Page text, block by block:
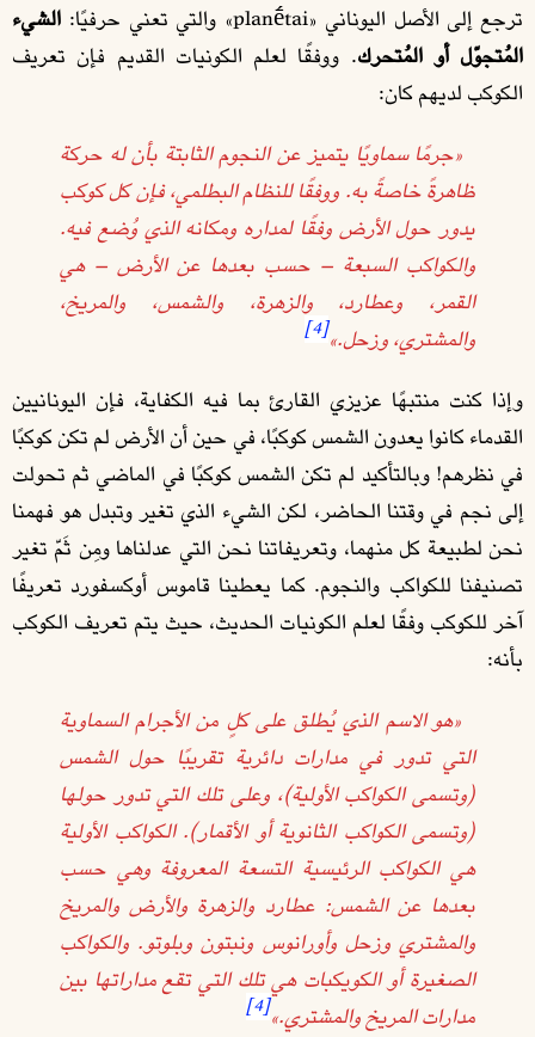
ترجع إلى الأصل اليوناني «planḗtai» والتي تعني حرفيًا:
الشيء
المُتجوّل أو المُتحرك. ووفقًا لعلم الكونيات القديم فإن تعريف
الكوكب لديهم كان:
«جرمًا سماويًا يتميز عن النجوم الثابتة بأن له حركة
ظاهرةً خاصةً به. ووفقًا للنظام البطلمي، فإن كل كوكب
يدور حول الأرض وفقًا لمداره ومكانه الذي وُضع فيه.
والكواكب السبعة – حسب بعدها عن الأرض – هي
القمر، وعطارد، والزهرة، والشمس، والمريخ،
والمشتري، وزحل.»[4]
وإذا كنت منتبهًا عزيزي القارئ بما فيه الكفاية، فإن اليونانيين
القدماء كانوا يعدون الشمس كوكبًا، في حين أن الأرض لم تكن كوكبًا
في نظرهم! وبالتأكيد لم تكن الشمس كوكبًا في الماضي ثم تحولت
إلى نجم في وقتنا الحاضر، لكن الشيء الذي تغير وتبدل هو فهمنا
نحن لطبيعة كل منهما، وتعريفاتنا نحن التي عدلناها ومِن ثَمّ تغير
تصنيفنا للكواكب والنجوم. كما يعطينا قاموس أوكسفورد تعريفًا
آخر للكوكب وفقًا لعلم الكونيات الحديث، حيث يتم تعريف الكوكب
بأنه:
«هو الاسم الذي يُطلق على كلٍ من الأجرام السماوية
التي تدور في مدارات دائرية تقريبًا حول الشمس
(وتسمى الكواكب الأولية)، وعلى تلك التي تدور حولها
(وتسمى الكواكب الثانوية أو الأقمار). الكواكب الأولية
هي الكواكب الرئيسية التسعة المعروفة وهي حسب
بعدها عن الشمس: عطارد والزهرة والأرض والمريخ
والمشتري وزحل وأورانوس ونبتون وبلوتو. والكواكب
الصغيرة أو الكويكبات هي تلك التي تقع مداراتها بين
مدارات المريخ والمشتري.»[4]